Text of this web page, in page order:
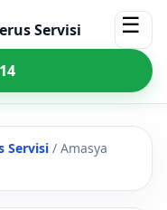
Servisi ☰
Servisi / Amasya